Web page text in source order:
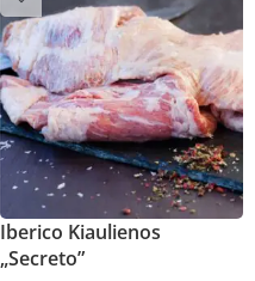
Iberico Kiaulienos
„Secreto”